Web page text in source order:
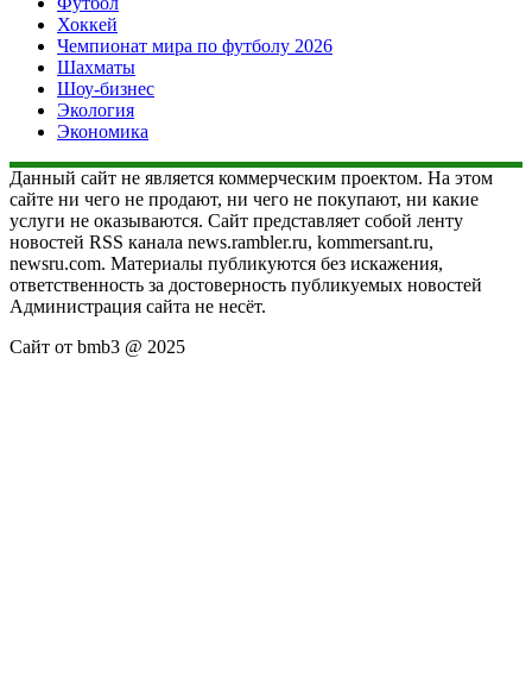
Хоккей
Чемпионат мира по футболу 2026
Шахматы
Шоу-бизнес
Экология
Экономика
Данный сайт не является коммерческим проектом. На этом
сайте ни чего не продают, ни чего не покупают, ни какие
услуги не оказываются. Сайт представляет собой ленту
новостей RSS канала news.rambler.ru, kommersant.ru,
newsru.com. Материалы публикуются без искажения,
ответственность за достоверность публикуемых новостей
Администрация сайта не несёт.
Сайт от bmb3 @ 2025